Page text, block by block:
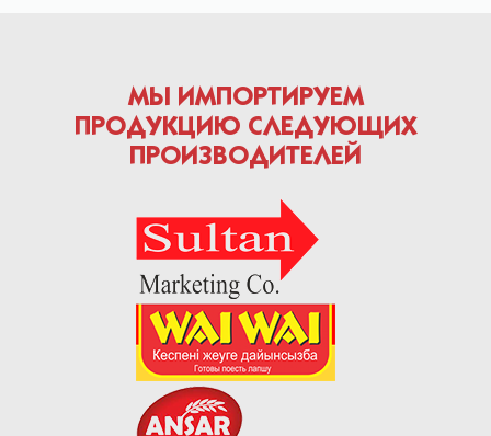
МЫ ИМПОРТИРУЕМ
ПРОДУКЦИЮ СЛЕДУЮЩИХ
ПРОИЗВОДИТЕЛЕЙ